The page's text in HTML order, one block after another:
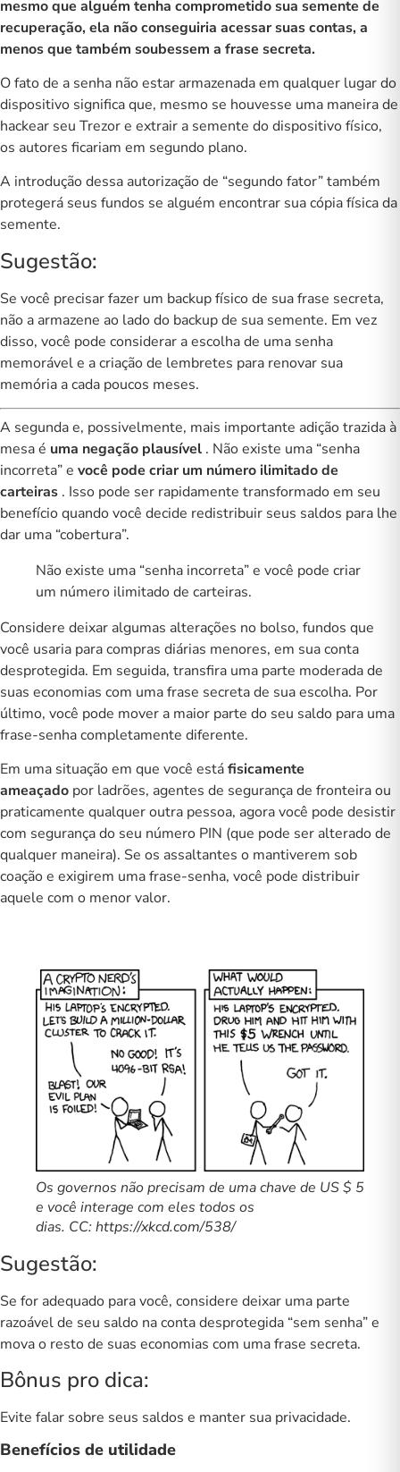
mesmo que alguém tenha comprometido sua semente de
recuperação, ela não conseguiria acessar suas contas, a
menos que também soubessem a frase secreta.
O fato de a senha não estar armazenada em qualquer lugar do
dispositivo significa que, mesmo se houvesse uma maneira de
hackear seu Trezor e extrair a semente do dispositivo físico,
os autores ficariam em segundo plano.
A introdução dessa autorização de “segundo fator” também
protegerá seus fundos se alguém encontrar sua cópia física da
semente.
Sugestão:
Se você precisar fazer um backup físico de sua frase secreta,
não a armazene ao lado do backup de sua semente. Em vez
disso, você pode considerar a escolha de uma senha
memorável e a criação de lembretes para renovar sua
memória a cada poucos meses.
A segunda e, possivelmente, mais importante adição trazida à
mesa é uma negação plausível . Não existe uma “senha
incorreta” e você pode criar um número ilimitado de
carteiras . Isso pode ser rapidamente transformado em seu
benefício quando você decide redistribuir seus saldos para lhe
dar uma “cobertura”.
Não existe uma “senha incorreta” e você pode criar
um número ilimitado de carteiras.
Considere deixar algumas alterações no bolso, fundos que
você usaria para compras diárias menores, em sua conta
desprotegida. Em seguida, transfira uma parte moderada de
suas economias com uma frase secreta de sua escolha. Por
último, você pode mover a maior parte do seu saldo para uma
frase-senha completamente diferente.
Em uma situação em que você estáfisicamente
ameaçado por ladrões, agentes de segurança de fronteira ou
praticamente qualquer outra pessoa, agora você pode desistir
com segurança do seu número PIN (que pode ser alterado de
qualquer maneira). Se os assaltantes o mantiverem sob
coação e exigirem uma frase-senha, você pode distribuir
aquele com o menor valor.
Os governos não precisam de uma chave de US $ 5
e você interage com eles todos os
dias. CC:https://xkcd.com/538/
Sugestão:
Se for adequado para você, considere deixar uma parte
razoável de seu saldo na conta desprotegida “sem senha” e
mova o resto de suas economias com uma frase secreta.
Bônus pro dica:
Evite falar sobre seus saldos e manter sua privacidade.
Benefícios de utilidade